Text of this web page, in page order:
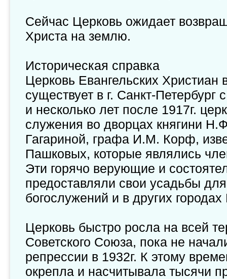
Сейчас Церковь ожидает
Христа на землю.
Историческая справка
Церковь Евангельских Христиан
существует в г. Санкт-Петербург
и несколько лет после 1917г.
служения во дворцах княгини
Гагариной, графа И.М. Корф,
Пашковых, которые являлись
Эти горячо верующие и
предоставляли свои усадьбы
богослужений и в других
Церковь быстро росла на всей
Советского Союза, пока не
репрессии в 1932г. К этому
окрепла и насчитывала тысячи